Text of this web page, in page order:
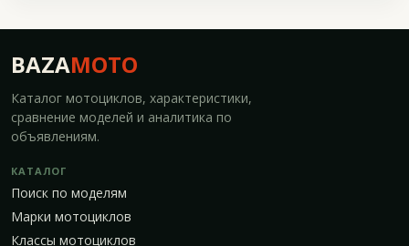
BAZAMOTO
Каталог мотоциклов, характеристики,
сравнение моделей и аналитика по
объявлениям.
КАТАЛОГ
Поиск по моделям
Марки мотоциклов
Классы мотоциклов